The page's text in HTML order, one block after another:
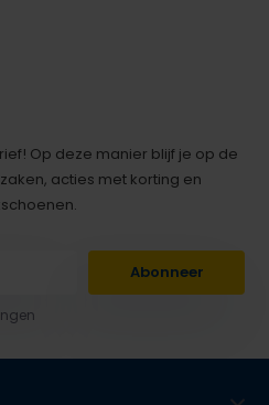
Op deze manier blijf je op de
acties met korting en
Abonneer